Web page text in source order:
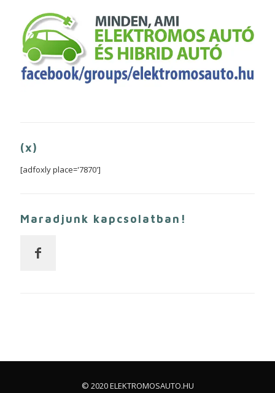
(x)
[adfoxly place='7870']
Maradjunk kapcsolatban!
© 2020 ELEKTROMOSAUTO.HU